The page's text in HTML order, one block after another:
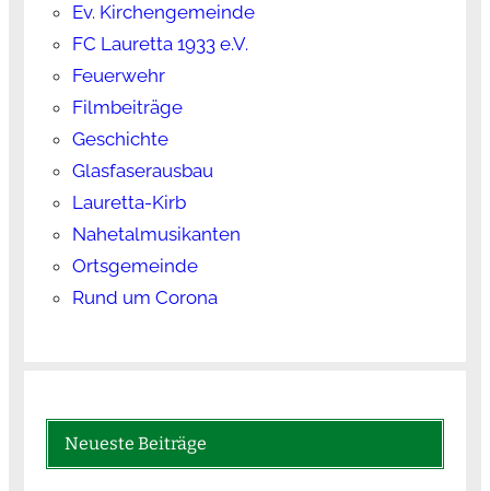
Ev. Kirchengemeinde
FC Lauretta 1933 e.V.
Feuerwehr
Filmbeiträge
Geschichte
Glasfaserausbau
Lauretta-Kirb
Nahetalmusikanten
Ortsgemeinde
Rund um Corona
Neueste Beiträge